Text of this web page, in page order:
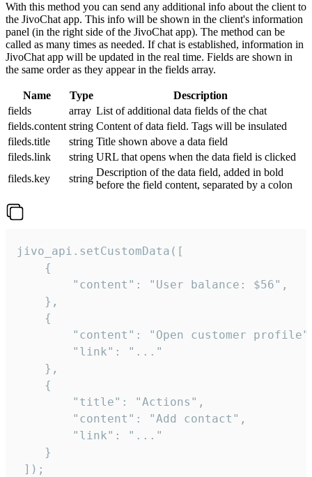
With this method you can send any additional info about the client to
the JivoChat app. This info will be shown in the client's information
panel (in the right side of the JivoChat app). The method can be
called as many times as needed. If chat is established, information in
JivoChat app will be updated in the real time. Fields are shown in
the same order as they appear in the fields array.
Name Type
Description
fields
array List of additional data fields of the chat
fields.content string Content of data field. Tags will be insulated
fileds.title
string Title shown above a data field
fileds.link
string URL that opens when the data field is clicked
fileds.key
string
Description of the data field, added in bold
before the field content, separated by a colon
jivo_api.setCustomData([
    {
        "content": "User balance: $56",
    },
    {
"content": "Open customer
        "link": "..."
    },
    {
        "title": "Actions",
        "content": "Add contact",
        "link": "..."
    }
]);